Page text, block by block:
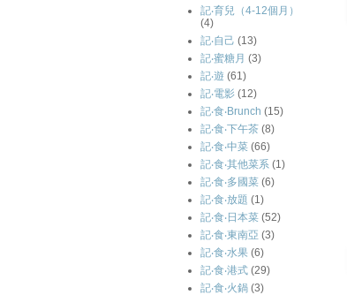
記‧育兒（4-12個月）
(4)
記‧自己 (13)
記‧蜜糖月 (3)
記‧遊 (61)
記‧電影 (12)
記‧食‧Brunch (15)
記‧食‧下午茶 (8)
記‧食‧中菜 (66)
記‧食‧其他菜系 (1)
記‧食‧多國菜 (6)
記‧食‧放題 (1)
記‧食‧日本菜 (52)
記‧食‧東南亞 (3)
記‧食‧水果 (6)
記‧食‧港式 (29)
記‧食‧火鍋 (3)